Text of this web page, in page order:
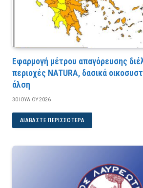
Εφαρμογή μέτρου απαγόρευσης
περιοχές NATURA, δασικά
άλση
30 ΙΟΥΛΊΟΥ 2026
ΔΙΑΒΆΣΤΕ ΠΕΡΙΣΣΌΤΕΡΑ